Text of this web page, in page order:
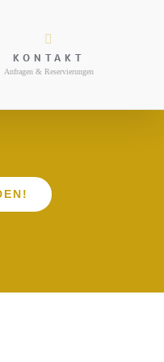
KONTAKT
Anfragen & Reservierungen